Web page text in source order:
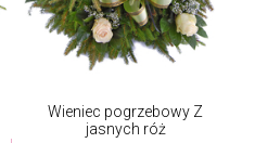
Wieniec pogrzebowy Z
jasnych róż